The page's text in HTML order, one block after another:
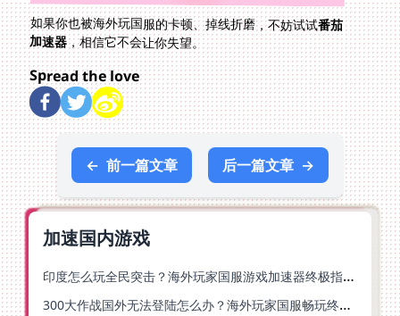
如果你也被海外玩国服的卡顿、掉线折磨，不妨试试番茄
加速器，相信它不会让你失望。
Spread the love
← 前一篇文章 后一篇文章 →
加速国内游戏
印度怎么玩全民突击？海外玩家国服游戏加速器终极指南（附原神延迟优化+精灵之境加速器选择）
300大作战国外无法登陆怎么办？海外玩家国服畅玩终极指南（附实测推荐）